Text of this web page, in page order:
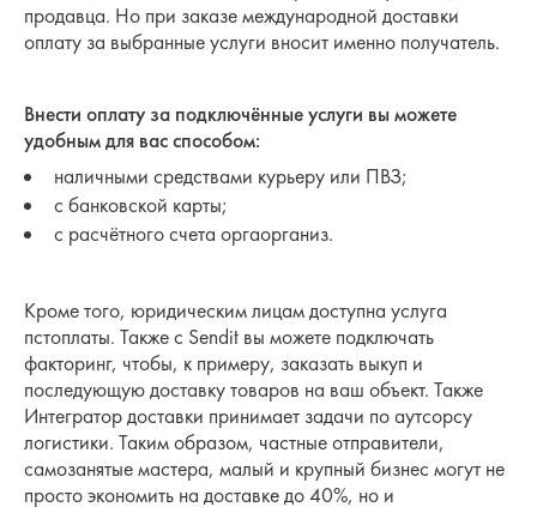
продавца. Но при заказе международной доставки
оплату за выбранные услуги вносит именно получатель.
Внести оплату за подключённые услуги вы можете
удобным для вас способом:
наличными средствами курьеру или ПВЗ;
с банковской карты;
с расчётного счета оргаорганиз.
Кроме того, юридическим лицам доступна услуга
пстоплаты. Также с Sendit вы можете подключать
факторинг, чтобы, к примеру, заказать выкуп и
последующую доставку товаров на ваш объект. Также
Интегратор доставки принимает задачи по аутсорсу
логистики. Таким образом, частные отправители,
самозанятые мастера, малый и крупный бизнес могут не
просто экономить на доставке до 40%, но и